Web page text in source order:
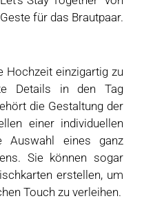
für das Brautpaar.
Hochzeit einzigartig zu
Details in den Tag
die Gestaltung der
einer individuellen
Auswahl eines ganz
Sie können sogar
erstellen, um
Touch zu verleihen.